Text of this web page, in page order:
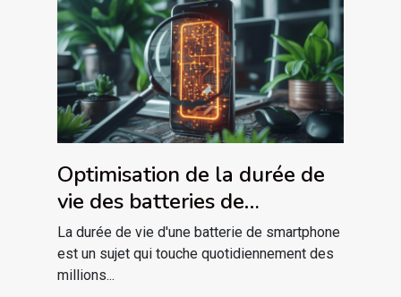
Optimisation de la durée de
vie des batteries de
smartphone conseils
pratiques et mythes
démystifiés
La durée de vie d'une batterie de smartphone
est un sujet qui touche quotidiennement des
millions...